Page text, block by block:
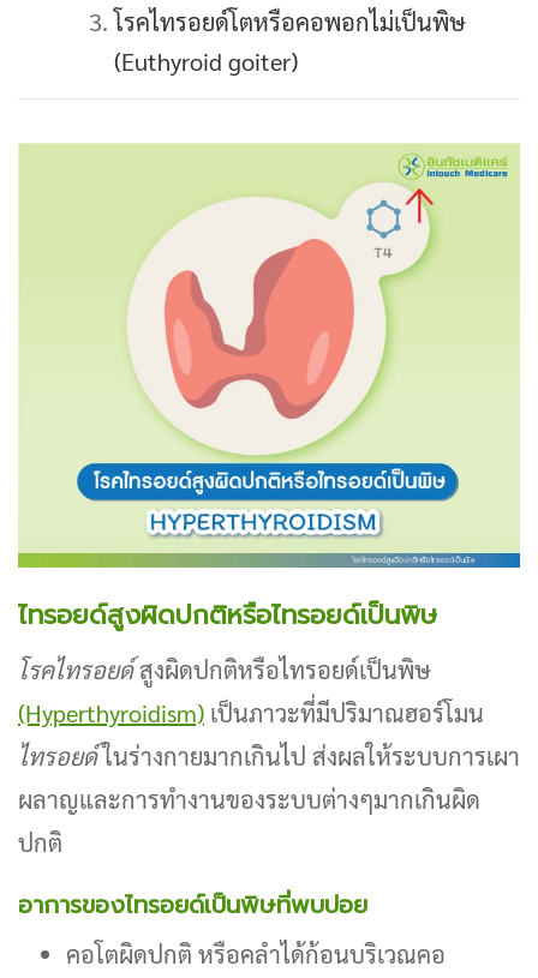
โรคไทรอยด์โตหรือคอพอกไม่เป็นพิษ
(Euthyroid goiter)
ไทรอยด์สูงผิดปกติหรือไทรอยด์เป็นพิษ
โรคไทรอยด์สูงผิดปกติหรือไทรอยด์เป็นพิษ
(Hyperthyroidism) เป็นภาวะที่มีปริมาณฮอร์โมน
ไทรอยด์ในร่างกายมากเกินไป ส่งผลให้ระบบการเผา
ผลาญและการทำงานของระบบต่างๆมากเกินผิด
ปกติ
อาการของไทรอยด์เป็นพิษที่พบบ่อย
คอโตผิดปกติ หรือคลำได้ก้อนบริเวณคอ